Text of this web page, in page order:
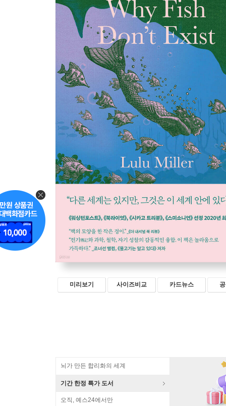
미리보기 사이즈비교 카드뉴스
뇌가 만든 합리화의 세계
기간 한정 특가 도서
오직, 예스24에서만